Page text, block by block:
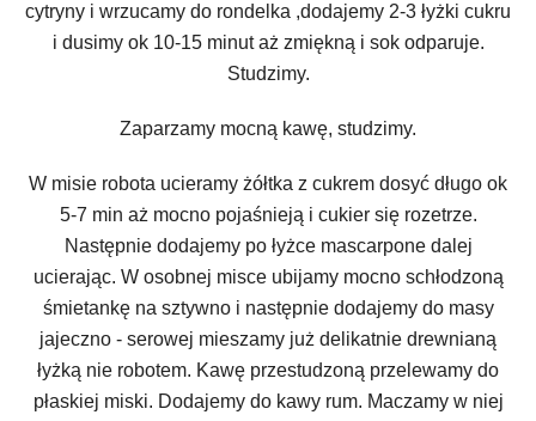
cytryny i wrzucamy do rondelka ,dodajemy 2-3 łyżki cukru
i dusimy ok 10-15 minut aż zmiękną i sok odparuje.
Studzimy.
Zaparzamy mocną kawę, studzimy.
W misie robota ucieramy żółtka z cukrem dosyć długo ok
5-7 min aż mocno pojaśnieją i cukier się rozetrze.
Następnie dodajemy po łyżce mascarpone dalej
ucierając. W osobnej misce ubijamy mocno schłodzoną
śmietankę na sztywno i następnie dodajemy do masy
jajeczno - serowej mieszamy już delikatnie drewnianą
łyżką nie robotem. Kawę przestudzoną przelewamy do
płaskiej miski. Dodajemy do kawy rum. Maczamy w niej